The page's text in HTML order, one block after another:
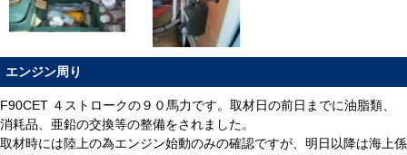
エンジン周り
F90CET ４ストロークの９０馬力です。取材日の前日までに油脂類、
消耗品、亜鉛の交換等の整備をされました。
取材時には陸上の為エンジン始動のみの確認ですが、明日以降は海上係